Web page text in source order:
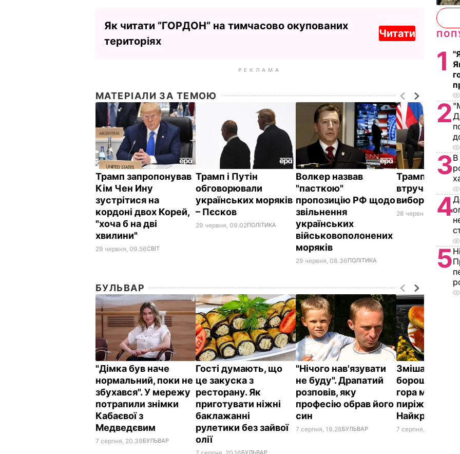
Як читати ”ГОРДОН” на тимчасово окупованих
територіях
Читати
РЕКЛАМА
МАТЕРІАЛИ ЗА ТЕМОЮ
Трамп запропонував
Кім Чен Ину
зустрітися на
кордоні двох Корей,
"хоча б на дві
хвилини"
29 червня, 09.56СВІТ
Трамп і Путін
обговорювали
українських моряків
– Пєсков
29 червня, 09.02ПОЛІТИКА
Волкер назвав
"пасткою"
пропозицію РФ щодо
звільнення
українських
військовополонених
моряків
29 червня, 08.36ПОЛІТИКА
Трамп –
втручайтеся
вибори!
28 червня, 21.19СВІТ
БУЛЬВАР
"Дімка був наче
нормальний, поки не
збухався". У мережу
потрапили знімки
Кабаєвої з
Медведєвим
7 серпня, 20.39БУЛЬВАР
Гості думають, що
це закуска з
ресторану. Як
приготувати ніжні
баклажанні
рулетики без зайвої
олії
БУЛЬВАР
"Нічого нав'язувати
не буду". Драпатий
розповів, яку
професію обрав його
син
7 серпня, 19.28БУЛЬВАР
Змішайте це з
борошном – і
гора м'яких,
пиріжків
Найкращий
7 серпня, 18.03
1
2
3В
4
5